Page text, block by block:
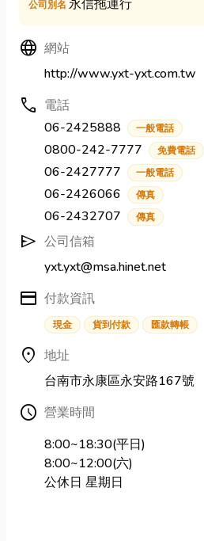
公司別名 永信拖運行
Language 網站
http://www.yxt-yxt.com.tw
call 電話
06-2425888
一般電話
0800-242-7777 免費電話
06-2427777 一般電話
06-2426066 傳真
06-2432707 傳真
send 公司信箱
yxt.yxt@msa.hinet.net
credit_card 付款資訊
現金 貨到付款 匯款轉帳
location_on 地址
台南市永康區永安路167號
Schedule 營業時間
8:00~18:30(平日)
8:00~12:00(六)
公休日 星期日